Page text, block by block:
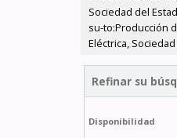
Sociedad del
su-to:Producción
Eléctrica,
Refinar su
Disponibilidad